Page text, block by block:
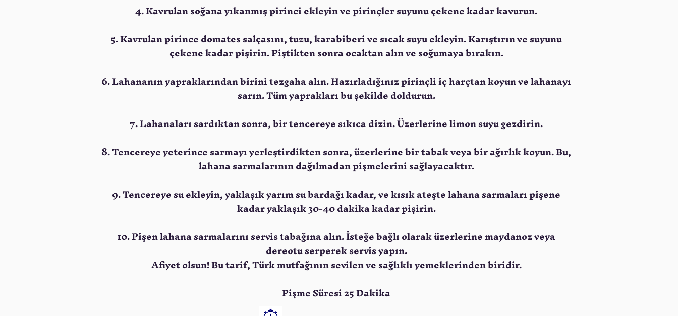
4. Kavrulan soğana yıkanmış pirinci ekleyin ve pirinçler suyunu çekene kadar kavurun.
5. Kavrulan pirince domates salçasını, tuzu, karabiberi ve sıcak suyu ekleyin. Karıştırın ve suyunu
çekene kadar pişirin. Piştikten sonra ocaktan alın ve soğumaya bırakın.
6. Lahananın yapraklarından birini tezgaha alın. Hazırladığınız pirinçli iç harçtan koyun ve lahanayı
sarın. Tüm yaprakları bu şekilde doldurun.
7. Lahanaları sardıktan sonra, bir tencereye sıkıca dizin. Üzerlerine limon suyu gezdirin.
8. Tencereye yeterince sarmayı yerleştirdikten sonra, üzerlerine bir tabak veya bir ağırlık koyun. Bu,
lahana sarmalarının dağılmadan pişmelerini sağlayacaktır.
9. Tencereye su ekleyin, yaklaşık yarım su bardağı kadar, ve kısık ateşte lahana sarmaları pişene
kadar yaklaşık 30-40 dakika kadar pişirin.
10. Pişen lahana sarmalarını servis tabağına alın. İsteğe bağlı olarak üzerlerine maydanoz veya
dereotu serperek servis yapın.
Afiyet olsun! Bu tarif, Türk mutfağının sevilen ve sağlıklı yemeklerinden biridir.
Pişme Süresi 25 Dakika